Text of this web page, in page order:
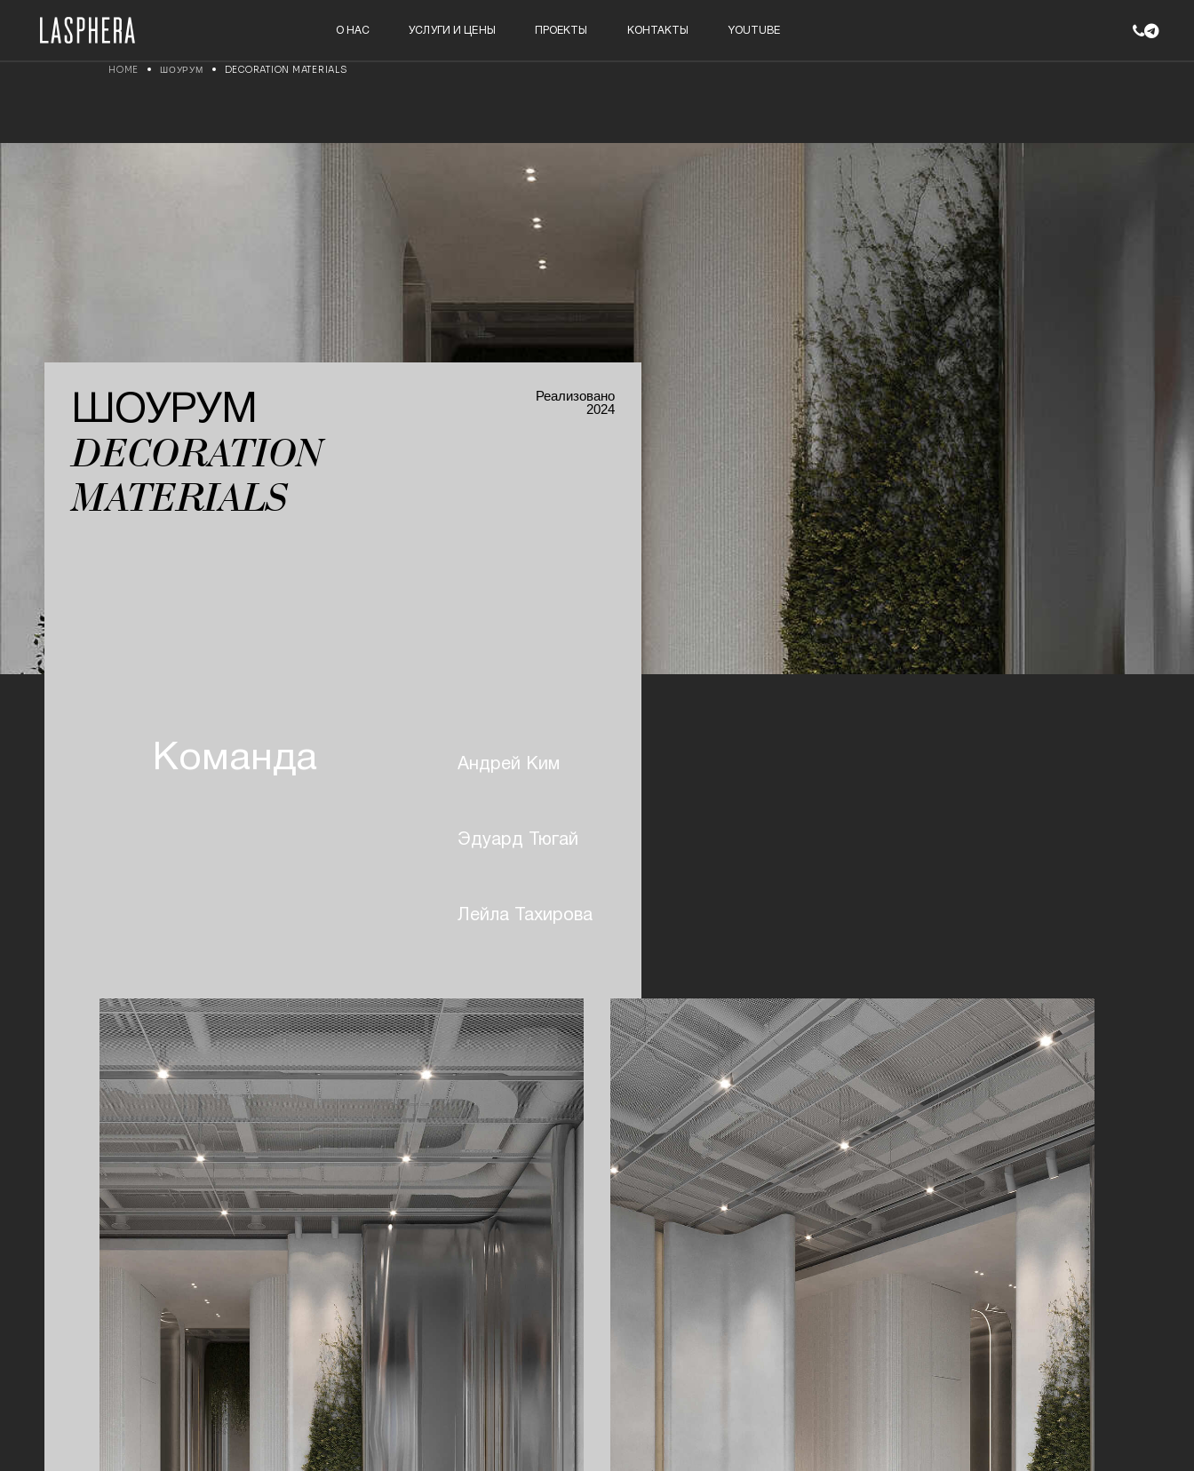
О НАС УСЛУГИ И ЦЕНЫ ПРОЕКТЫ КОНТАКТЫ YOUTUBE
HOME ШОУРУМ DECORATION MATERIALS
ШОУРУМ
DECORATION
MATERIALS
Реализовано
2024
Команда Андрей Ким
Эдуард Тюгай
Лейла Тахирова